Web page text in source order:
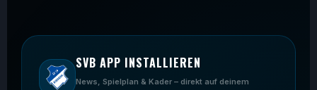
SVB APP INSTALLIEREN
News, Spielplan & Kader – direkt auf deinem